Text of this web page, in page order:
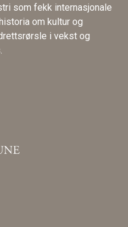
som fekk internasjonale
om kultur og
i vekst og